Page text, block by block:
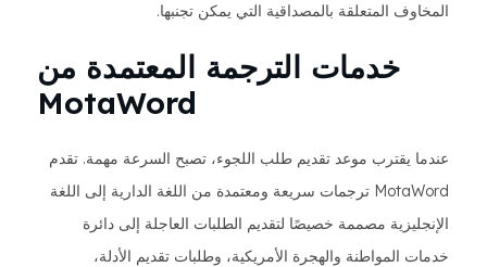
المخاوف المتعلقة بالمصداقية التي يمكن تجنبها.
خدمات الترجمة المعتمدة من
MotaWord
عندما يقترب موعد تقديم طلب اللجوء، تصبح السرعة مهمة. تقدم
MotaWord ترجمات سريعة ومعتمدة من اللغة الدارية إلى اللغة
الإنجليزية مصممة خصيصًا لتقديم الطلبات العاجلة إلى دائرة
خدمات المواطنة والهجرة الأمريكية، وطلبات تقديم الأدلة،